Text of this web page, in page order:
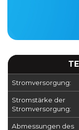
Stromversorgung:
Stromstärke der
Stromversorgung:
Abmessungen des